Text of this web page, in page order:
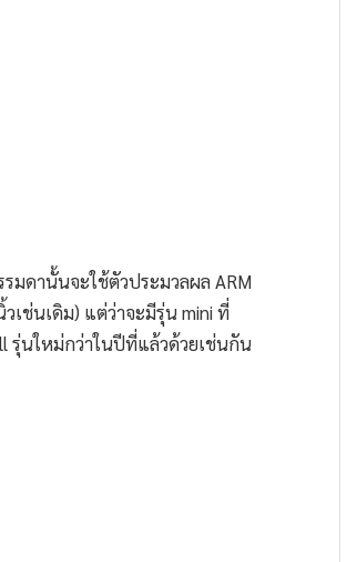
มดานั้นจะใช้ตัวประมวลผล ARM
เช่นเดิม) แต่ว่าจะมีรุ่น mini ที่
รุ่นใหม่กว่าในปีที่แล้วด้วยเช่นกัน